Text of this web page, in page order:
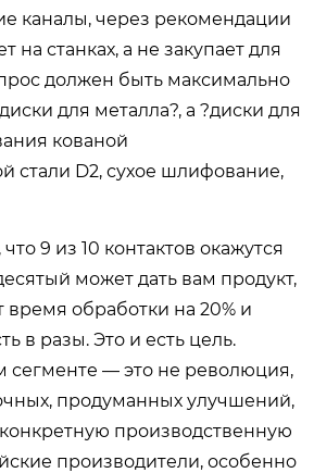
каналы, через рекомендации
на станках, а не закупает для
должен быть максимально
для металла?, а ?диски для
кованой
стали D2, сухое шлифование,
что 9 из 10 контактов окажутся
может дать вам продукт,
время обработки на 20% и
в разы. Это и есть цель.
сегменте — это не революция,
продуманных улучшений,
производственную
производители, особенно